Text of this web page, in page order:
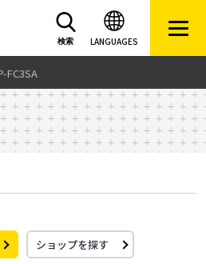
LANGUAGES
検索
FC3SA
ショップを探す